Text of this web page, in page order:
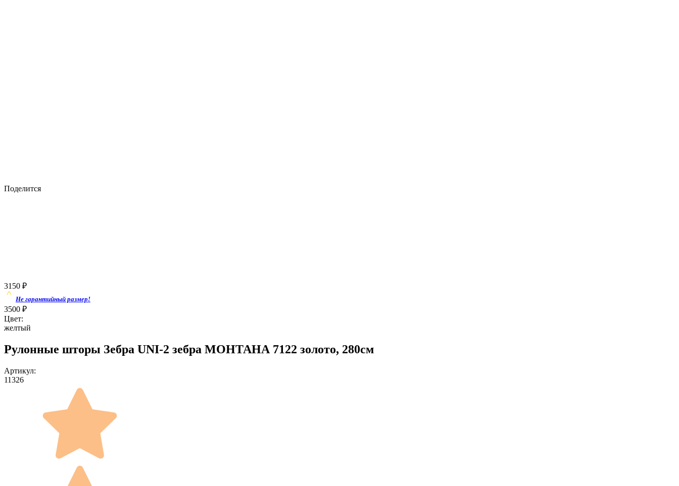
Поделится
3150 ₽
Не гарантийный размер!
3500 ₽
Цвет:
желтый
Рулонные шторы Зебра UNI-2 зебра МОНТАНА 7122 золото, 280см
Артикул:
11326